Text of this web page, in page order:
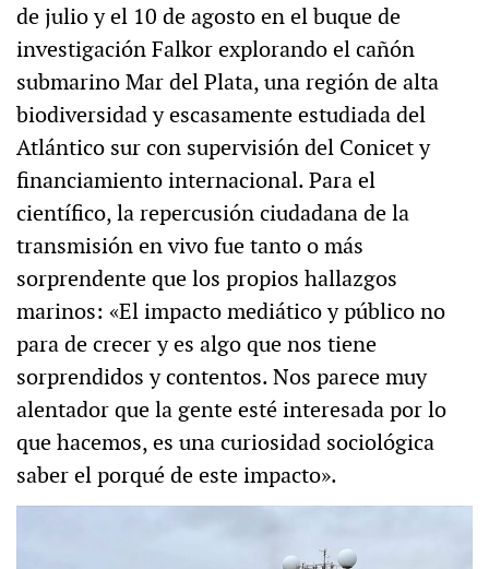
de julio y el 10 de agosto en el buque de
investigación Falkor explorando el cañón
submarino Mar del Plata, una región de alta
biodiversidad y escasamente estudiada del
Atlántico sur con supervisión del Conicet y
financiamiento internacional. Para el
científico, la repercusión ciudadana de la
transmisión en vivo fue tanto o más
sorprendente que los propios hallazgos
marinos: «El impacto mediático y público no
para de crecer y es algo que nos tiene
sorprendidos y contentos. Nos parece muy
alentador que la gente esté interesada por lo
que hacemos, es una curiosidad sociológica
saber el porqué de este impacto».